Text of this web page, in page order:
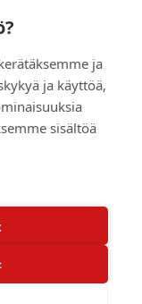
ja
ja käyttöä,
sisältöä